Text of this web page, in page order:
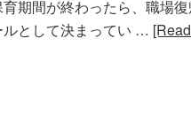
期間が終わったら、職場
ルとして決まってい …